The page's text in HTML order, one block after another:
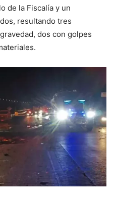
de la Fiscalía y un
resultando tres
dos con golpes